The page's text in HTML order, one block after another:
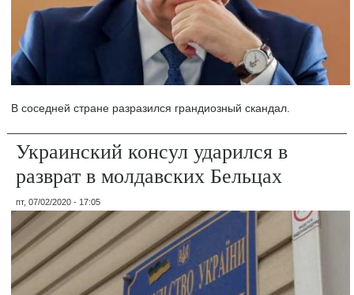
В соседней стране разразился грандиозный скандал.
Украинский консул ударился в
разврат в молдавских Бельцах
пт, 07/02/2020 - 17:05